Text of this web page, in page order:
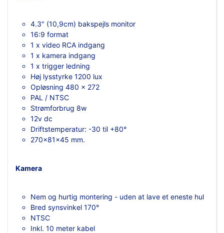
4.3" (10,9cm) bakspejls monitor
16:9 format
1 x video RCA indgang
1 x kamera indgang
1 x trigger ledning
Høj lysstyrke 1200 lux
Opløsning 480 x 272
PAL / NTSC
Strømforbrug 8w
12v dc
Driftstemperatur: -30 til +80°
270x81x45 mm.
Kamera
Nem og hurtig montering - uden at lave et eneste hul
Bred synsvinkel 170°
NTSC
Inkl. 10 meter kabel